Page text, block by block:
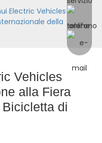
Electric Vehicles
della
Vehicles
alla Fiera
di